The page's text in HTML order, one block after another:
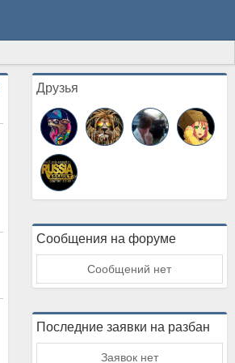
Друзья
Сообщения на форуме
Сообщений нет
Последние заявки на разбан
Заявок нет